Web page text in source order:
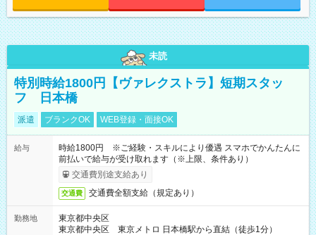
未読
特別時給1800円【ヴァレクストラ】短期スタッ
フ 日本橋
派遣 ブランクOK WEB登録・面接OK
給与
時給1800円 ※ご経験・スキルにより優遇 スマホでかんたんに
前払いで給与が受け取れます（※上限、条件あり）
交通費別途支給あり
交通費 交通費全額支給（規定あり）
勤務地
東京都中央区
東京都中央区 東京メトロ 日本橋駅から直結（徒歩1分）